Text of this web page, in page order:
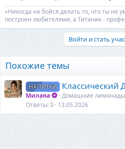
«Никогда не бойся делать то, что ты не
построен любителями, а Титаник -
Войти и стать
Похожие темы
НАПИТКИ
Милана
Домашние
Ответы 0 13.05.2026